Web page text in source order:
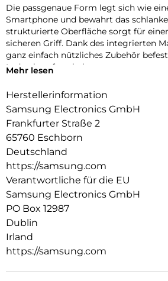
Die passgenaue Form legt sich wie
Smartphone und bewahrt das
strukturierte Oberfläche sorgt für
sicheren Griff. Dank des integrierten
ganz einfach nützliches Zubehör
Laden komfortabel nutzen.
Mehr lesen
Herstellerinformation
Samsung Electronics GmbH
Frankfurter Straße 2
65760 Eschborn
Deutschland
https://samsung.com
Verantwortliche für die EU
Samsung Electronics GmbH
PO Box 12987
Dublin
Irland
https://samsung.com